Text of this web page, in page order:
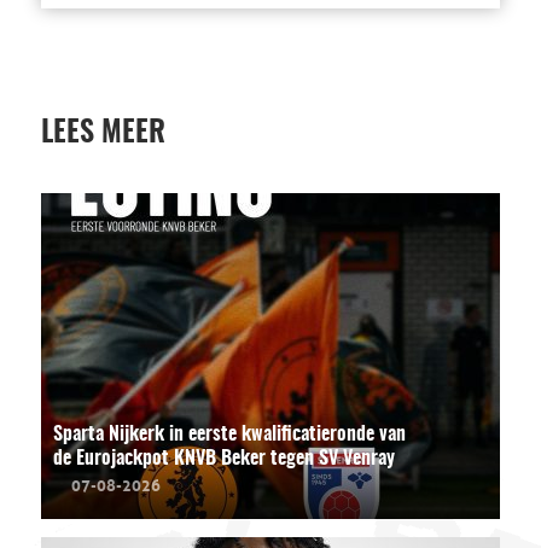
LEES MEER
Sparta Nijkerk in eerste kwalificatieronde van
de Eurojackpot KNVB Beker tegen SV Venray
07-08-2026